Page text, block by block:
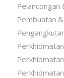
Pelancongan
Pembuatan